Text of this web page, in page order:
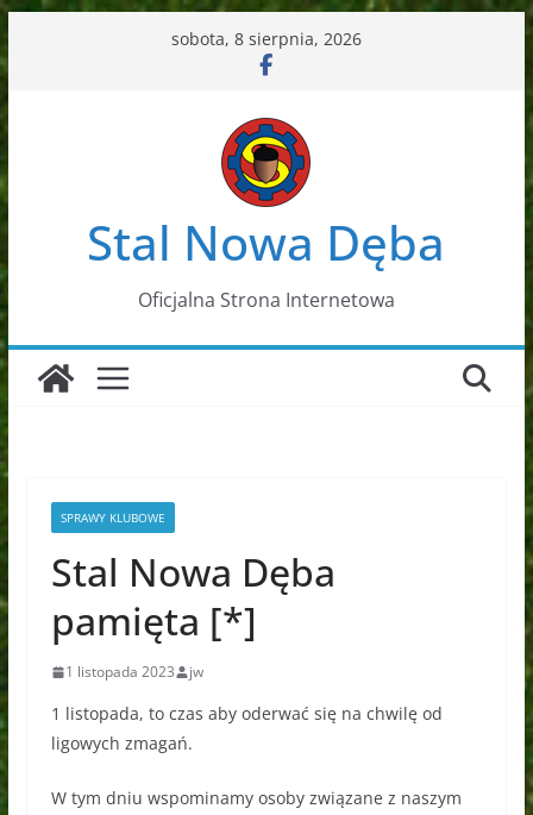
do
treści
sobota, 8 sierpnia, 2026
Stal Nowa Dęba
Oficjalna Strona Internetowa
SPRAWY KLUBOWE
Stal Nowa Dęba
pamięta [*]
1 listopada 2023 jw
1 listopada, to czas aby oderwać się na chwilę od
ligowych zmagań.
W tym dniu wspominamy osoby związane z naszym